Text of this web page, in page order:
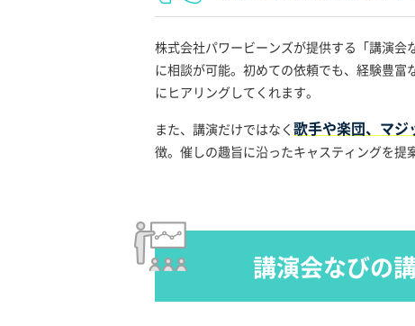
株式会社パワービーンズが提供する「講演会
に相談が可能。初めての依頼でも、経験豊
にヒアリングしてくれます。
また、講演だけではなく 歌手や楽団、マジ
徴。催しの趣旨に沿ったキャスティングを提
講演会なびの